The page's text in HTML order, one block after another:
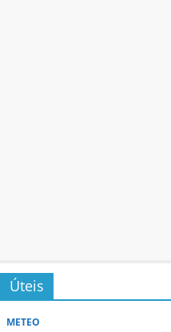
Úteis
METEO